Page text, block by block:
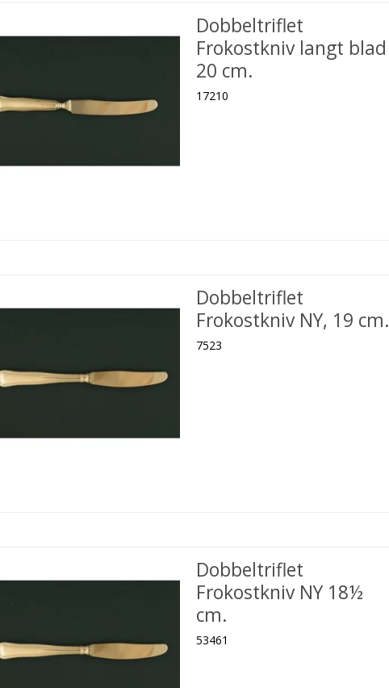
Dobbeltriflet
Frokostkniv langt blad
20 cm.
17210
Dobbeltriflet
Frokostkniv NY, 19 cm.
7523
Dobbeltriflet
Frokostkniv NY 18½
cm.
53461